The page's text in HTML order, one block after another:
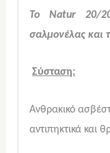
Το Natur 20/
σαλμονέλας και
Σύσταση:
Ανθρακικό
αντιπηκτικά και